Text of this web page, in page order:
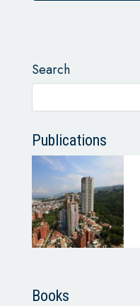
Search
Publications
Books